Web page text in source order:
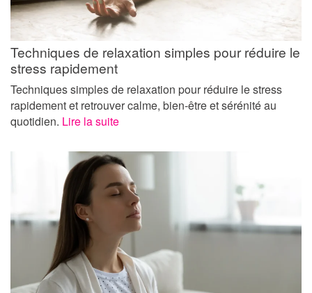
Techniques de relaxation simples pour réduire le
stress rapidement
Techniques simples de relaxation pour réduire le stress
rapidement et retrouver calme, bien-être et sérénité au
quotidien. Lire la suite